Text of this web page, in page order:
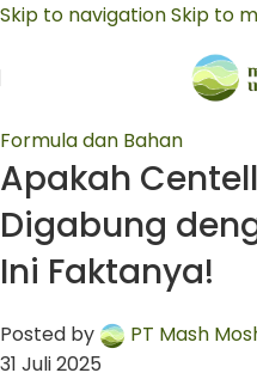
Skip to navigationSkip to
Formula dan Bahan
Apakah
Digabung
Ini Faktanya!
Posted by
PT Mash
31 Juli 2025